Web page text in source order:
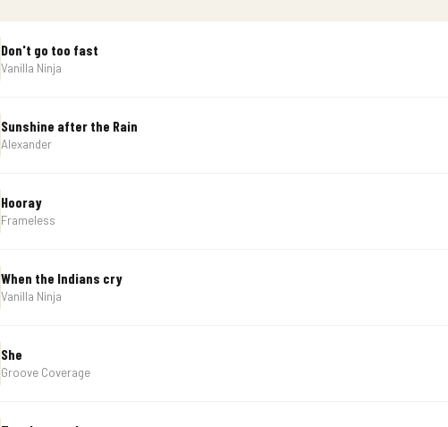
Don't go too fast
Vanilla Ninja
Sunshine after the Rain
Alexander
Hooray
Frameless
When the Indians cry
Vanilla Ninja
She
Groove Coverage